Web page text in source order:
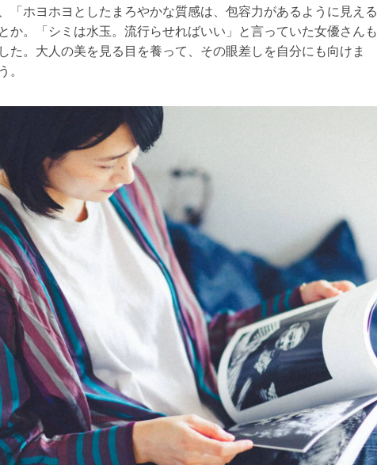
「ホヨホヨとしたまろやかな質感は、包容力があるように見える
か。「シミは水玉。流行らせればいい」と言っていた女優さんも
た。大人の美を見る目を養って、その眼差しを自分にも向けま
。